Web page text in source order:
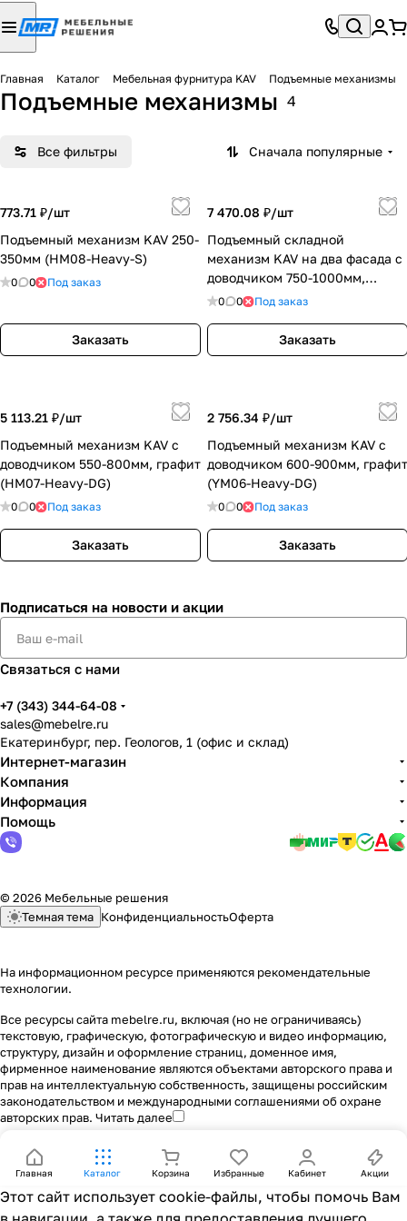
Главная Каталог Мебельная фурнитура KAV Подъемные механизмы
Подъемные механизмы 4
Все фильтры Сначала популярные
773.71 ₽/шт
Подъемный механизм KAV 250-
350мм (HM08-Heavy-S)
0 0 Под заказ
Заказать
7 470.08 ₽/шт
Подъемный складной
механизм KAV на два фасада с
доводчиком 750-1000мм,
графит (HM09-Heavy-DG)
0 0 Под заказ
Заказать
5 113.21 ₽/шт
Подъемный механизм KAV с
доводчиком 550-800мм, графит
(HM07-Heavy-DG)
0 0 Под заказ
Заказать
2 756.34 ₽/шт
Подъемный механизм KAV с
доводчиком 600-900мм, графит
(YM06-Heavy-DG)
0 0 Под заказ
Заказать
Подписаться на новости и акции
Связаться с нами
+7 (343) 344-64-08
sales@mebelre.ru
Екатеринбург, пер. Геологов, 1 (офис и склад)
Интернет-магазин
Компания
Информация
Помощь
© 2026 Мебельные решения
Темная тема КонфиденциальностьОферта
На информационном ресурсе применяются рекомендательные
технологии.
Все ресурсы сайта mebelre.ru, включая (но не ограничиваясь)
текстовую, графическую, фотографическую и видео информацию,
структуру, дизайн и оформление страниц, доменное имя,
фирменное наименование являются объектами авторского права и
прав на интеллектуальную собственность, защищены российским
законодательством и международными соглашениями об охране
авторских прав. Читать далее
Главная Каталог Корзина Избранные Кабинет Акции
Этот сайт использует cookie-файлы, чтобы помочь Вам